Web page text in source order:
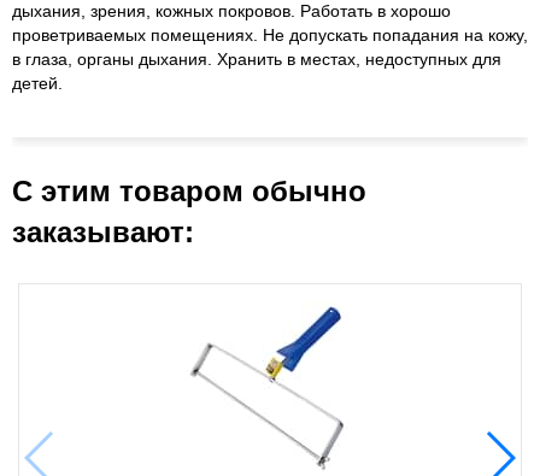
дыхания, зрения, кожных покровов. Работать в хорошо
проветриваемых помещениях. Не допускать попадания на кожу,
в глаза, органы дыхания. Хранить в местах, недоступных для
детей.
С этим товаром обычно
заказывают: